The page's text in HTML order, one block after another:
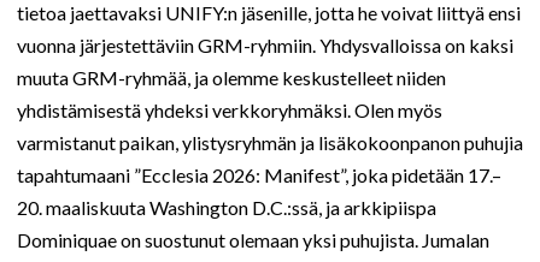
tietoa jaettavaksi UNIFY:n jäsenille, jotta he voivat liittyä ensi
vuonna järjestettäviin GRM-ryhmiin. Yhdysvalloissa on kaksi
muuta GRM-ryhmää, ja olemme keskustelleet niiden
yhdistämisestä yhdeksi verkkoryhmäksi. Olen myös
varmistanut paikan, ylistysryhmän ja lisäkokoonpanon puhujia
tapahtumaani ”Ecclesia 2026: Manifest”, joka pidetään 17.–
20. maaliskuuta Washington D.C.:ssä, ja arkkipiispa
Dominiquae on suostunut olemaan yksi puhujista. Jumalan